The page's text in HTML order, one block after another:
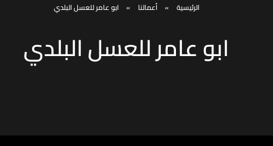
الرئيسية » أعمالنا » ابو عامر للعسل البلدي
ابو عامر للعسل البلدي